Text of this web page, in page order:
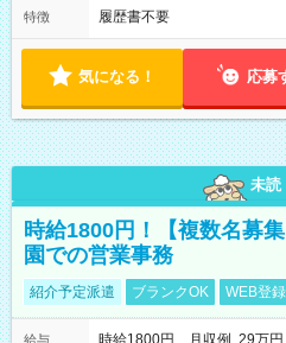
特徴 履歴書不要
気になる！ 応募
未読
時給1800円！【複数名募
園での営業事務
紹介予定派遣 ブランクOK WEB登
給与
時給1800円 月収例 29万円